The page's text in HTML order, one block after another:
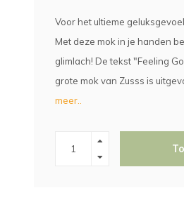
Voor het ultieme
Met deze mok in je handen
glimlach! De tekst "Feeling
grote mok van Zusss is
meer..